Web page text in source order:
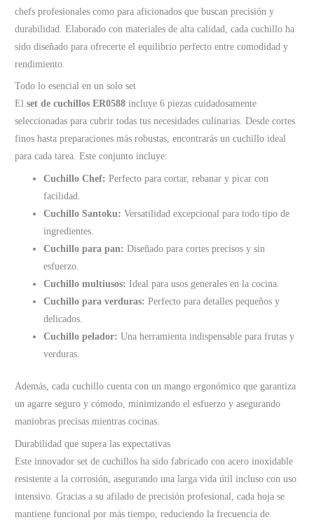
chefs profesionales como para aficionados que buscan precisión y
durabilidad. Elaborado con materiales de alta calidad, cada cuchillo ha
sido diseñado para ofrecerte el equilibrio perfecto entre comodidad y
rendimiento.
Todo lo esencial en un solo set
Elset de cuchillos ER0588 incluye 6 piezas cuidadosamente
seleccionadas para cubrir todas tus necesidades culinarias. Desde cortes
finos hasta preparaciones más robustas, encontrarás un cuchillo ideal
para cada tarea. Este conjunto incluye:
Cuchillo Chef: Perfecto para cortar, rebanar y picar con
facilidad.
Cuchillo Santoku: Versatilidad excepcional para todo tipo de
ingredientes.
Cuchillo para pan: Diseñado para cortes precisos y sin
esfuerzo.
Cuchillo multiusos: Ideal para usos generales en la cocina.
Cuchillo para verduras: Perfecto para detalles pequeños y
delicados.
Cuchillo pelador: Una herramienta indispensable para frutas y
verduras.
Además, cada cuchillo cuenta con un mango ergonómico que garantiza
un agarre seguro y cómodo, minimizando el esfuerzo y asegurando
maniobras precisas mientras cocinas.
Durabilidad que supera las expectativas
Este innovador set de cuchillos ha sido fabricado con acero inoxidable
resistente a la corrosión, asegurando una larga vida útil incluso con uso
intensivo. Gracias a su afilado de precisión profesional, cada hoja se
mantiene funcional por más tiempo, reduciendo la frecuencia de